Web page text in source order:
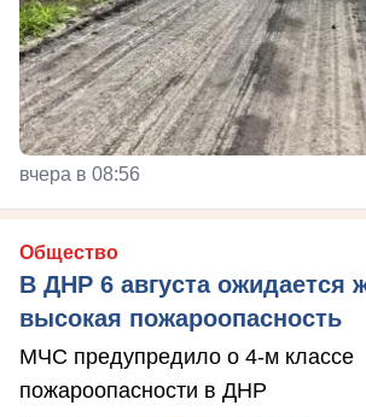
вчера в 08:56
Общество
В ДНР 6 августа ожидается
высокая пожароопасность
МЧС предупредило о 4-м классе
пожароопасности в ДНР